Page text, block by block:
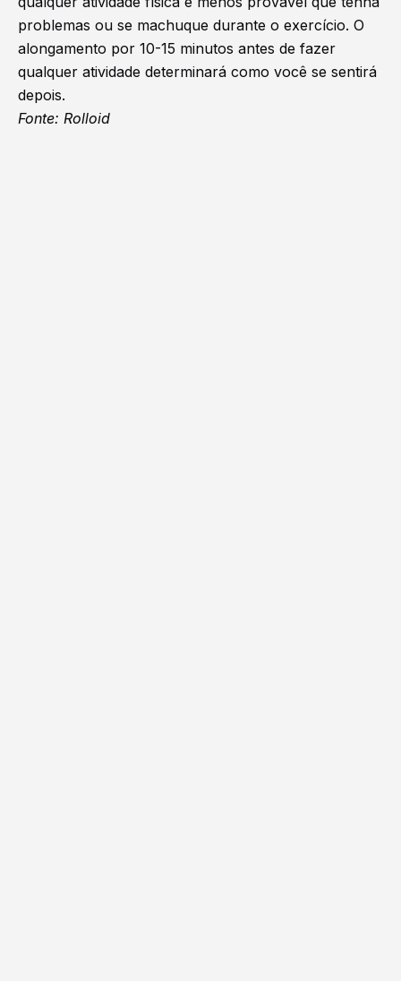
problemas ou se machuque durante o exercício. O
alongamento por 10-15 minutos antes de fazer
qualquer atividade determinará como você se sentirá
depois.
Fonte: Rolloid